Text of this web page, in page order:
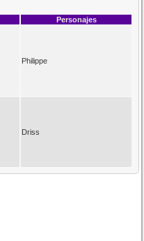
Personajes
Philippe
Driss